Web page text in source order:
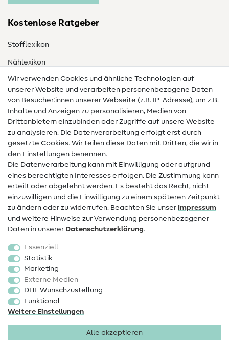
Kostenlose Ratgeber
Stofflexikon
Nählexikon
Nähanleitungen
Hilfe & Kontakt
Kontakt
Infos zum Betreiberwechsel
Widerrufsrecht
Beliebt
Stoffe
Sale
Schnittmuster
Wir verwenden Cookies und ähnliche Technologien auf
unserer Website und verarbeiten personenbezogene Daten
von Besucher:innen unserer Webseite (z.B. IP-Adresse), um z.B.
Inhalte und Anzeigen zu personalisieren, Medien von
Drittanbietern einzubinden oder Zugriffe auf unsere Website
zu analysieren. Die Datenverarbeitung erfolgt erst durch
gesetzte Cookies. Wir teilen diese Daten mit Dritten, die wir in
den Einstellungen benennen.
Die Datenverarbeitung kann mit Einwilligung oder aufgrund
eines berechtigten Interesses erfolgen. Die Zustimmung kann
erteilt oder abgelehnt werden. Es besteht das Recht, nicht
einzuwilligen und die Einwilligung zu einem späteren Zeitpunkt
zu ändern oder zu widerrufen. Beachten Sie unser Impressum
und weitere Hinweise zur Verwendung personenbezogener
Daten in unserer Daten­schutz­erklärung.
Essenziell
Statistik
Marketing
Externe Medien
DHL Wunschzustellung
Funktional
Weitere Einstellungen
Alle akzeptieren